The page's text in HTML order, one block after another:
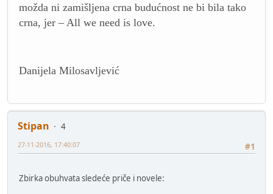
možda ni zamišljena crna budućnost ne bi bila tako
crna, jer – All we need is love.
Danijela Milosavljević
Stipan
4
#1
27-11-2016, 17:40:07
Zbirka obuhvata sledeće priče i novele: